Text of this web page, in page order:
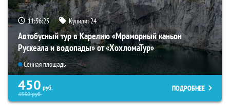
11:56:24 Купили:24
Автобусный тур в Карелию «Мраморный каньон
Рускеала и водопады» от «ХохломаТур»
Сенная площадь
450 руб.
4550руб.
ПОДРОБНЕЕ